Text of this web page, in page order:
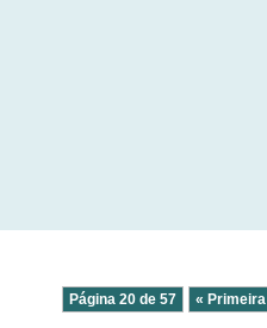
Página 20 de 57 « Primeira